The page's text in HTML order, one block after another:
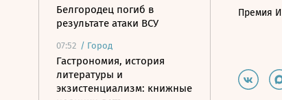
Белгородец погиб в
результате атаки ВСУ
07:52 / Город
Гастрономия, история
литературы и
экзистенциализм: книжные
Премия